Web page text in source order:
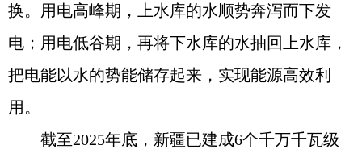
换。用电高峰期，上水库的水顺势奔泻而下发
电；用电低谷期，再将下水库的水抽回上水库，
把电能以水的势能储存起来，实现能源高效利
用。
截至2025年底，新疆已建成6个千万千瓦级